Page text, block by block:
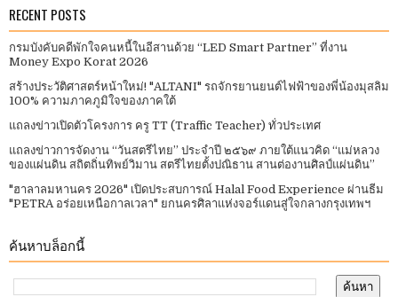
RECENT POSTS
กรมบังคับคดีพักใจคนหนี้ในอีสานด้วย “LED Smart Partner” ที่งาน
Money Expo Korat 2026
สร้างประวัติศาสตร์หน้าใหม่! "ALTANI" รถจักรยานยนต์ไฟฟ้าของพี่น้องมุสลิม
100% ความภาคภูมิใจของภาคใต้
แถลงข่าวเปิดตัวโครงการ ครู TT (Traffic Teacher) ทั่วประเทศ​
แถลงข่าวการจัดงาน “วันสตรีไทย” ประจําปี ๒๕๖๙ ภายใต้แนวคิด “แม่หลวง
ของแผ่นดิน สถิตถิ่นทิพย์วิมาน สตรีไทยตั้งปณิธาน สานต่องานศิลป์แผ่นดิน”
"ฮาลาลมหานคร 2026" เปิดประสบการณ์ Halal Food Experience ผ่านธีม
"PETRA อร่อยเหนือกาลเวลา" ยกนครศิลาแห่งจอร์แดนสู่ใจกลางกรุงเทพฯ
ค้นหาบล็อกนี้